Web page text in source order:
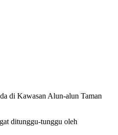
di Kawasan Alun-alun Taman
ditunggu-tunggu oleh